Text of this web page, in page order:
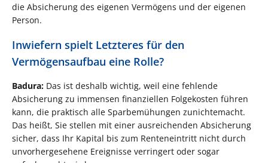
die Absicherung des eigenen Vermögens und der eigenen
Person.
Inwiefern spielt Letzteres für den
Vermögensaufbau eine Rolle?
Badura: Das ist deshalb wichtig, weil eine fehlende
Absicherung zu immensen finanziellen Folgekosten führen
kann, die praktisch alle Sparbemühungen zunichtemacht.
Das heißt, Sie stellen mit einer ausreichenden Absicherung
sicher, dass Ihr Kapital bis zum Renteneintritt nicht durch
unvorhergesehene Ereignisse verringert oder sogar